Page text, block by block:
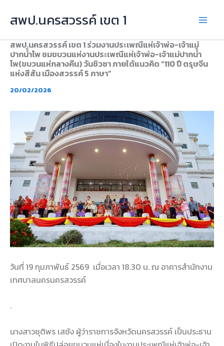
สพป.นครสวรรค์ เขต 1
สพป.นครสวรรค์ เขต 1 ร่วมงานประเพณีแห่เจ้าพ่อ-เจ้าแม่
ปากน้ำโพ ชมขบวนแห่งานประเพณีแห่เจ้าพ่อ-เจ้าแม่ปากน้ำ
โพ(ขบวนแห่กลางคืน) วันชิวซา ภายใต้แนวคิด “110 ปี ตรุษจีน
แห่งสีสัน เมืองสวรรค์ 5 ภาษา”
20/02/2026
วันที่ 19 กุมภาพันธ์ 2569 เมื่อเวลา 18.30 น. ณ อาคารสำนักงาน
เทศบาลนครนครสวรรค์
.
นางสาวชุติพร เสชัง ผู้ว่าราชการจังหวัดนครสวรรค์ เป็นประธาน